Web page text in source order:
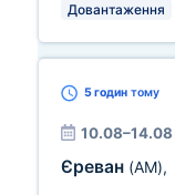
Довантаження
5 годин тому
10.08–14.08
Єреван (AM),